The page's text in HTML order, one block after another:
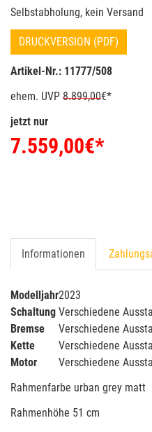
Selbstabholung, kein Versand
DRUCKVERSION (PDF)
Artikel-Nr.: 11777/508
ehem. UVP 8.899,00€*
jetzt nur
7.559,00€*
Informationen
Modelljahr2023
Schaltung Verschiedene
Bremse
Verschiedene
Kette
Verschiedene
Motor
Verschiedene
Rahmenfarbe urban grey matt
Rahmenhöhe 51 cm